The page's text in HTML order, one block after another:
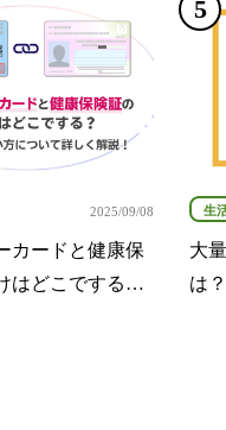
2025/09/08
カードと健康保
はどこでする？
生
大
は